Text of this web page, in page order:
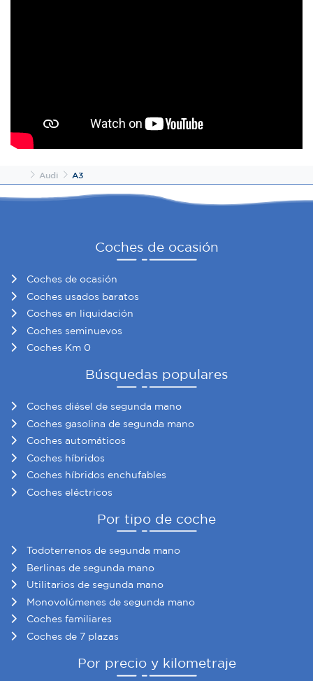
InicioAudi A3
Coches de ocasión
Coches de ocasión
Coches usados baratos
Coches en liquidación
Coches seminuevos
Coches Km 0
Búsquedas populares
Coches diésel de segunda mano
Coches gasolina de segunda mano
Coches automáticos
Coches híbridos
Coches híbridos enchufables
Coches eléctricos
Por tipo de coche
Todoterrenos de segunda mano
Berlinas de segunda mano
Utilitarios de segunda mano
Monovolúmenes de segunda mano
Coches familiares
Coches de 7 plazas
Por precio y kilometraje